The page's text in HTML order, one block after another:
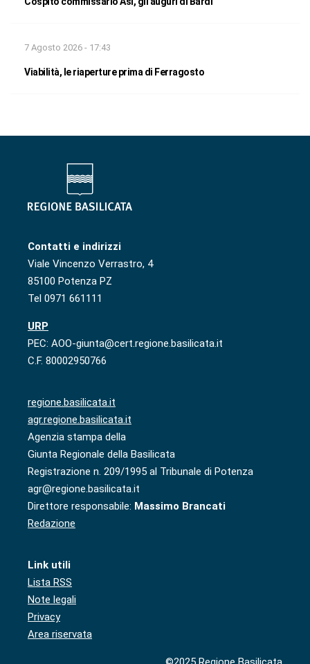
7 Agosto 2026 - 17:43
Viabilità, le riaperture prima di Ferragosto
Contatti e indirizzi
Viale Vincenzo Verrastro, 4
85100 Potenza PZ
Tel 0971 661111
URP
PEC: AOO-giunta@cert.regione.basilicata.it
C.F. 80002950766
regione.basilicata.it
agr.regione.basilicata.it
Agenzia stampa della
Giunta Regionale della Basilicata
Registrazione n. 209/1995 al Tribunale di Potenza
agr@regione.basilicata.it
Direttore responsabile: Massimo Brancati
Redazione
Link utili
Lista RSS
Note legali
Privacy
Area riservata